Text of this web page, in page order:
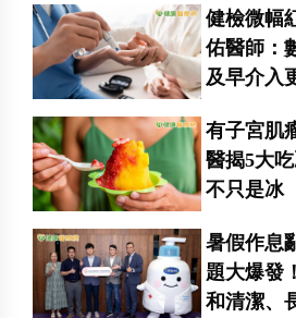
健檢微幅
佑醫師：
及早介入
有子宮肌
醫揭5大
不只是冰
暑假作息
題大爆發
和清潔、